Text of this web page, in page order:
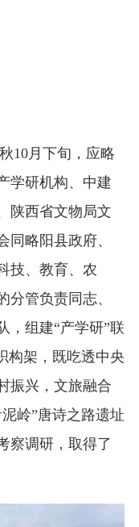
10月下旬，应略
学研机构、中建
陕西省文物局文
同略阳县政府、
技、教育、农
分管负责同志、
，组建“产学研”联
构架，既吃透中央
振兴，文旅融合
岭”唐诗之路遗址
察调研，取得了